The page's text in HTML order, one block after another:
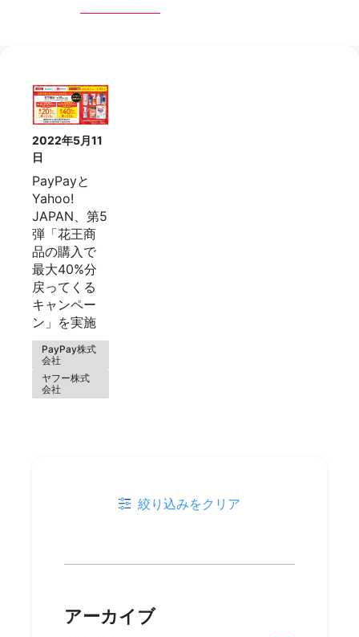
2022年5月11
日
PayPayと
Yahoo!
JAPAN、第5
弾「花王商
品の購入で
最大40%分
戻ってくる
キャンペー
ン」を実施
PayPay株式
会社
ヤフー株式
会社
絞り込みをクリア
アーカイブ